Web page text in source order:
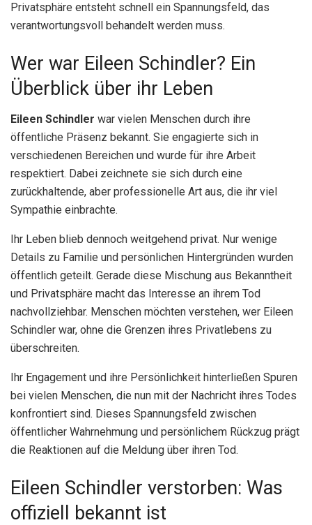
Privatsphäre entsteht schnell ein Spannungsfeld, das
verantwortungsvoll behandelt werden muss.
Wer war Eileen Schindler? Ein
Überblick über ihr Leben
Eileen Schindler war vielen Menschen durch ihre
öffentliche Präsenz bekannt. Sie engagierte sich in
verschiedenen Bereichen und wurde für ihre Arbeit
respektiert. Dabei zeichnete sie sich durch eine
zurückhaltende, aber professionelle Art aus, die ihr viel
Sympathie einbrachte.
Ihr Leben blieb dennoch weitgehend privat. Nur wenige
Details zu Familie und persönlichen Hintergründen wurden
öffentlich geteilt. Gerade diese Mischung aus Bekanntheit
und Privatsphäre macht das Interesse an ihrem Tod
nachvollziehbar. Menschen möchten verstehen, wer Eileen
Schindler war, ohne die Grenzen ihres Privatlebens zu
überschreiten.
Ihr Engagement und ihre Persönlichkeit hinterließen Spuren
bei vielen Menschen, die nun mit der Nachricht ihres Todes
konfrontiert sind. Dieses Spannungsfeld zwischen
öffentlicher Wahrnehmung und persönlichem Rückzug prägt
die Reaktionen auf die Meldung über ihren Tod.
Eileen Schindler verstorben: Was
offiziell bekannt ist